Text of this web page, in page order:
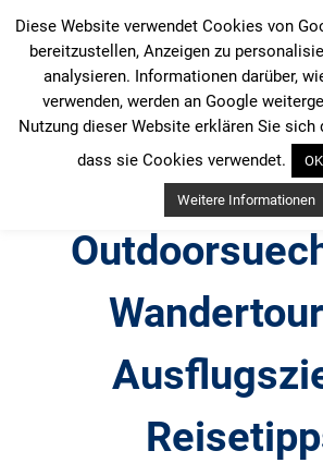
Inhalt
springen
Diese Website verwendet Cookies von
bereitzustellen, Anzeigen zu
analysieren. Informationen darüber,
verwenden, werden an Google
Nutzung dieser Website erklären Sie sich
dass sie Cookies verwendet.
OK
Weitere Informationen